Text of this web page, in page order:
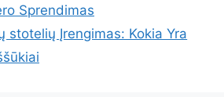
Sprendimas
stotelių Įrengimas: Kokia Yra